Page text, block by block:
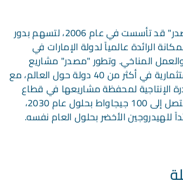
يذكر أن شركة "مصدر" قد تأسست في عام 2006، لتسهم بدور
الرائدة عالمياً لدولة الإمارات في
المناخي. وتطور "مصدر" مشاريع
ولديها شراكات استثمارية في أكثر من 40 دولة حول العالم، مع
الإنتاجية لمحفظة مشاريعها في قطاع
الطاقة المتجددة لتصل إلى 100 جيجاواط بحلول عام 2030،
للهيدروجين الأخضر بحلول العام نفسه.